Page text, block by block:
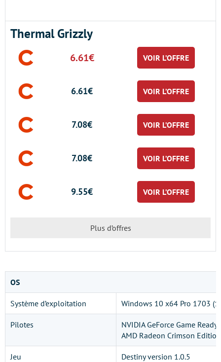
Thermal Grizzly
6.61€ VOIR L’OFFRE
6.61€ VOIR L’OFFRE
7.08€ VOIR L’OFFRE
7.08€ VOIR L’OFFRE
9.55€ VOIR L’OFFRE
Plus d’offres
OS
Système d’exploitation Windows 10 x64 Pro 1703
Pilotes
NVIDIA GeForce Game
AMD Radeon Crimson
Jeu Destiny version 1.0.5